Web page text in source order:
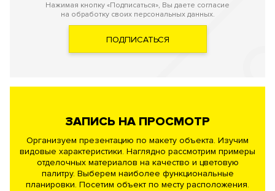
Нажимая кнопку «Подписаться», Вы даете согласие
на обработку своих персональных данных.
ПОДПИСАТЬСЯ
ЗАПИСЬ НА ПРОСМОТР
Организуем презентацию по макету объекта. Изучим
видовые характеристики. Наглядно рассмотрим примеры
отделочных материалов на качество и цветовую
палитру. Выберем наиболее функциональные
планировки. Посетим объект по месту расположения.